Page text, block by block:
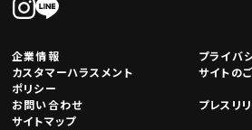
企業情報
プライバ
カスタマーハラスメント
ポリシー
サイトの
お問い合わせ
プレスリ
サイトマップ